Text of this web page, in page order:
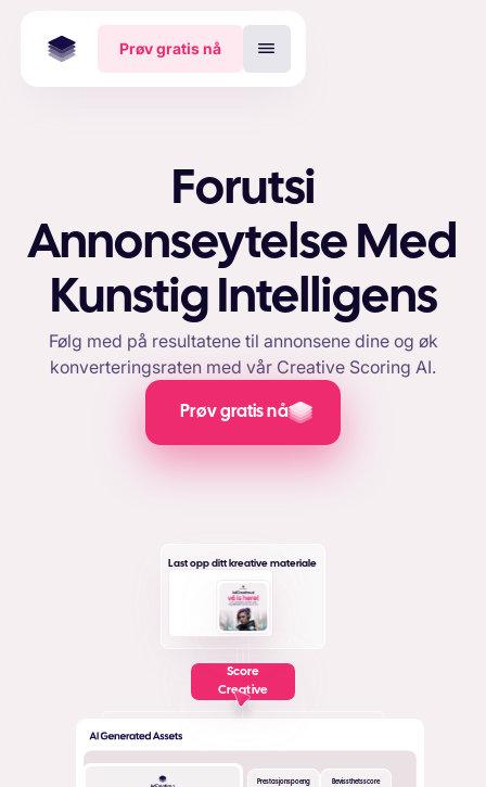
Prøv gratis nå
Forutsi
Annonseytelse Med
Kunstig Intelligens
Følg med på resultatene til annonsene dine og øk
konverteringsraten med vår Creative Scoring AI.
Prøv gratis nå
Last opp ditt kreative materiale
Score
Creative
Prestasjonspoeng Bevissthetsscore